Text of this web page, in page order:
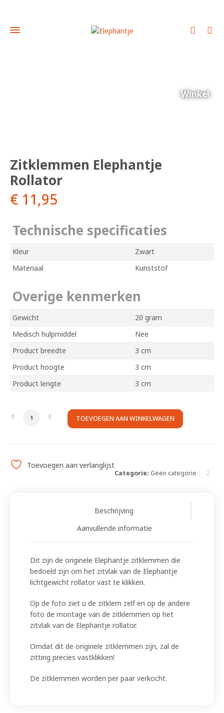
Winkel
Zitklemmen Elephantje
Rollator
€ 11,95
Technische specificaties
Kleur
Zwart
Materiaal
Kunststof
Overige kenmerken
Gewicht
20 gram
Medisch hulpmiddel
Nee
Product breedte
3 cm
Product hoogte
3 cm
Product lengte
3 cm
Zitklemmen
TOEVOEGEN AAN WINKELWAGEN
Toevoegen aan verlanglijst
Categorie: Geen categorie
Beschrijving
Aanvullende informatie
Dit zijn de originele Elephantje zitklemmen die
bedoeld zijn om het zitvlak van de Elephantje
lichtgewicht rollator vast te klikken.
Op de foto ziet u de zitklem zelf en op de andere
foto de montage van de zitklemmen op het
zitvlak van de Elephantje rollator.
Omdat dit de originele zitklemmen zijn, zal de
zitting precies vastklikken!
De zitklemmen worden per paar verkocht.